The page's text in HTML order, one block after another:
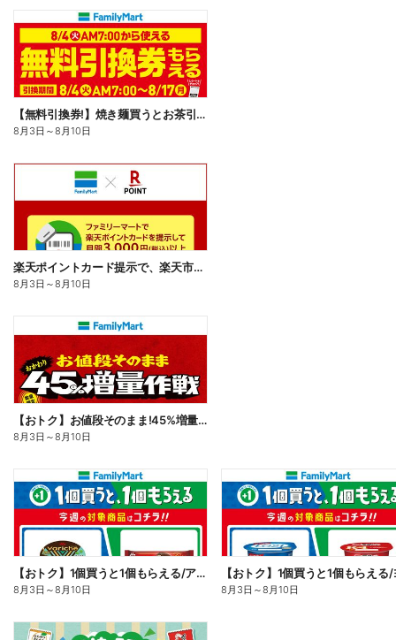
【無料引換券!】焼き麺買うとお茶引換券貰える!
8月3日 ～8月10日
楽天ポイントカード提示で、楽天市場でのお買い物がおトクに!
8月3日 ～8月10日
【おトク】お値段そのまま!45%増量作戦!
8月3日 ～8月10日
【おトク】1個買うと1個もらえる/アイス
8月3日 ～8月10日 8月3日 ～8月10日